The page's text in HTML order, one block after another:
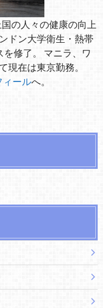
の人々の健康の向上
ドン大学衛生・熱帯
修了。 マニラ、ワ
現在は東京勤務。
ィールへ。